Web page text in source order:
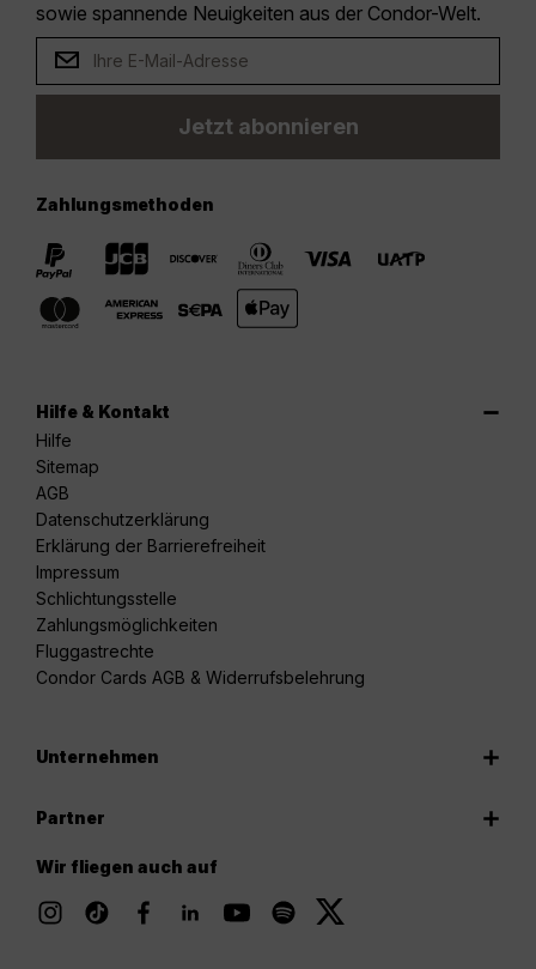
sowie spannende Neuigkeiten aus der Condor-Welt.
Jetzt abonnieren
Zahlungsmethoden
Hilfe & Kontakt
Hilfe
Sitemap
AGB
Datenschutzerklärung
Erklärung der Barrierefreiheit
Impressum
Schlichtungsstelle
Zahlungsmöglichkeiten
Fluggastrechte
Condor Cards AGB & Widerrufsbelehrung
Unternehmen
Partner
Wir fliegen auch auf